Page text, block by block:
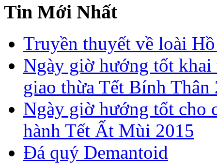
Tin Mới Nhất
Truyền thuyết về loài
Ngày giờ hướng tốt
giao thừa Tết Bính Thân
Ngày giờ hướng tốt cho
hành Tết Ất Mùi 2015
Đá quý Demantoid